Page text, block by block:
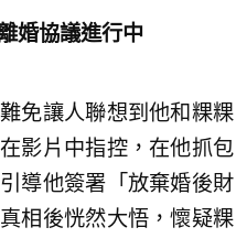
婚協議進行中
免讓人聯想到他和粿粿
影片中指控，在他抓包
導他簽署「放棄婚後財
相後恍然大悟，懷疑粿